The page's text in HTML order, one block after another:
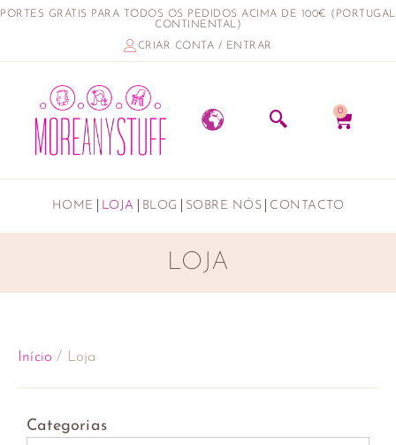
PORTES GRÁTIS PARA TODOS OS PEDIDOS ACIMA DE 100€ (PORTUGAL
CONTINENTAL)
CRIAR CONTA / ENTRAR
0
HOME LOJA BLOG SOBRE NÓS CONTACTO
LOJA
Início / Loja
Categorias